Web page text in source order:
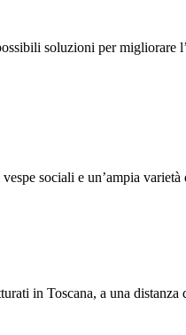
soluzioni per migliorare
sociali e un’ampia
in Toscana, a una